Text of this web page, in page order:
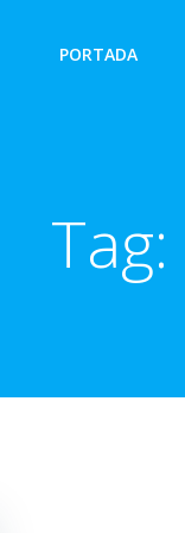
PORTADA
Tag: